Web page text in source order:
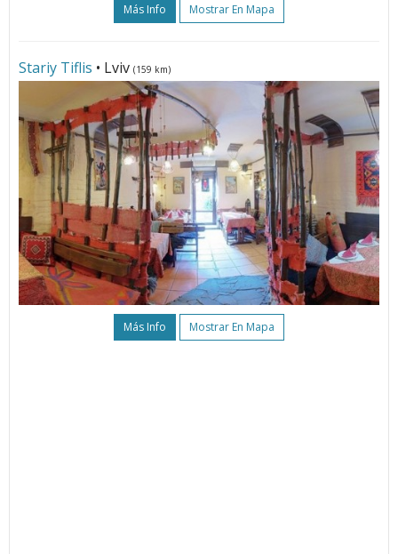
Más Info Mostrar En Mapa
Stariy Tiflis • Lviv (159 km)
Más Info Mostrar En Mapa